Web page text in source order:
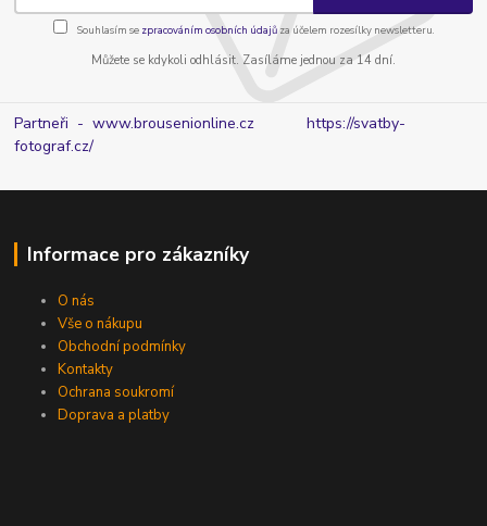
Souhlasím se zpracováním osobních údajůza účelem rozesílky newsletteru.
Můžete se kdykoli odhlásit. Zasíláme jednou za 14 dní.
Partneři - www.brousenionline.czhttps://svatby-
fotograf.cz/
Informace pro zákazníky
O nás
Vše o nákupu
Obchodní podmínky
Kontakty
Ochrana soukromí
Doprava a platby